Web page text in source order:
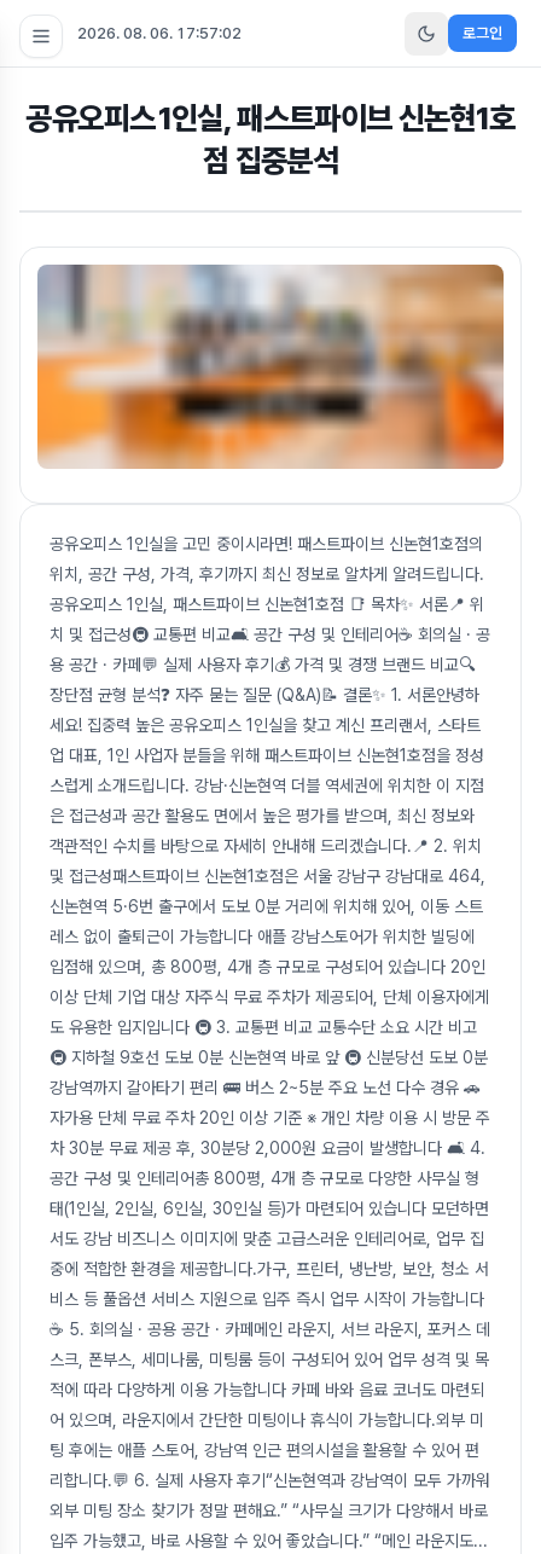
2026. 08. 06. 17:57:02 로그인
공유오피스 1인실, 패스트파이브 신논현1호
점 집중분석
공유오피스 1인실을 고민 중이시라면! 패스트파이브 신논현1호점의
위치, 공간 구성, 가격, 후기까지 최신 정보로 알차게 알려드립니다.
공유오피스 1인실, 패스트파이브 신논현1호점 📑 목차✨ 서론📍 위
치 및 접근성🚇 교통편 비교🛋️ 공간 구성 및 인테리어☕ 회의실 · 공
용 공간 · 카페💬 실제 사용자 후기💰 가격 및 경쟁 브랜드 비교🔍
장단점 균형 분석❓ 자주 묻는 질문 (Q&A)📝 결론✨ 1. 서론안녕하
세요! 집중력 높은 공유오피스 1인실을 찾고 계신 프리랜서, 스타트
업 대표, 1인 사업자 분들을 위해 패스트파이브 신논현1호점을 정성
스럽게 소개드립니다. 강남·신논현역 더블 역세권에 위치한 이 지점
은 접근성과 공간 활용도 면에서 높은 평가를 받으며, 최신 정보와
객관적인 수치를 바탕으로 자세히 안내해 드리겠습니다.📍 2. 위치
및 접근성패스트파이브 신논현1호점은 서울 강남구 강남대로 464,
신논현역 5·6번 출구에서 도보 0분 거리에 위치해 있어, 이동 스트
레스 없이 출퇴근이 가능합니다 애플 강남스토어가 위치한 빌딩에
입점해 있으며, 총 800평, 4개 층 규모로 구성되어 있습니다 20인
이상 단체 기업 대상 자주식 무료 주차가 제공되어, 단체 이용자에게
도 유용한 입지입니다 🚇 3. 교통편 비교 교통수단 소요 시간 비고
🚇 지하철 9호선 도보 0분 신논현역 바로 앞 🚇 신분당선 도보 0분
강남역까지 갈아타기 편리 🚌 버스 2~5분 주요 노선 다수 경유 🚗
자가용 단체 무료 주차 20인 이상 기준 ※ 개인 차량 이용 시 방문 주
차 30분 무료 제공 후, 30분당 2,000원 요금이 발생합니다 🛋️ 4.
공간 구성 및 인테리어총 800평, 4개 층 규모로 다양한 사무실 형
태(1인실, 2인실, 6인실, 30인실 등)가 마련되어 있습니다 모던하면
서도 강남 비즈니스 이미지에 맞춘 고급스러운 인테리어로, 업무 집
중에 적합한 환경을 제공합니다.가구, 프린터, 냉난방, 보안, 청소 서
비스 등 풀옵션 서비스 지원으로 입주 즉시 업무 시작이 가능합니다
☕ 5. 회의실 · 공용 공간 · 카페메인 라운지, 서브 라운지, 포커스 데
스크, 폰부스, 세미나룸, 미팅룸 등이 구성되어 있어 업무 성격 및 목
적에 따라 다양하게 이용 가능합니다 카페 바와 음료 코너도 마련되
어 있으며, 라운지에서 간단한 미팅이나 휴식이 가능합니다.외부 미
팅 후에는 애플 스토어, 강남역 인근 편의시설을 활용할 수 있어 편
리합니다.💬 6. 실제 사용자 후기“신논현역과 강남역이 모두 가까워
외부 미팅 장소 찾기가 정말 편해요.” “사무실 크기가 다양해서 바로
입주 가능했고, 바로 사용할 수 있어 좋았습니다.” “메인 라운지도...